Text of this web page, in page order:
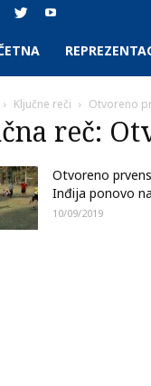
Ključne reči Otvoreno
reč:
Otvoreno
Inđija ponovo
10/09/2019